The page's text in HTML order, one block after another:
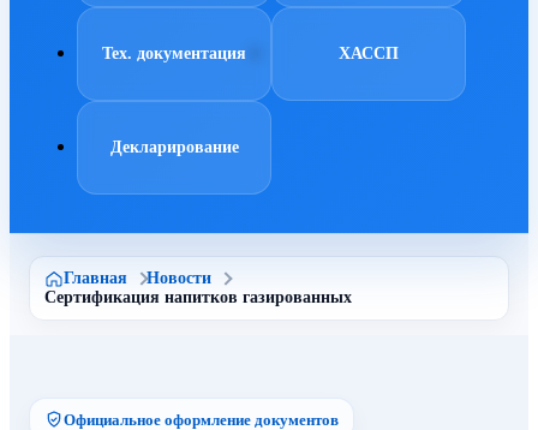
Тех. документация ХАССП
Декларирование
Главная
Новости
Сертификация напитков газированных
Официальное оформление документов